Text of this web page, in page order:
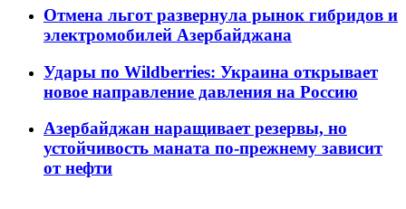
Отмена льгот развернула рынок гибридов и
электромобилей Азербайджана
Удары по Wildberries: Украина открывает
новое направление давления на Россию
Азербайджан наращивает резервы, но
устойчивость маната по-прежнему зависит
от нефти